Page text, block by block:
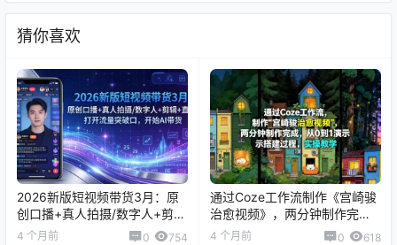
猜你喜欢
2026新版短视频带货3月：原
创口播+真人拍摄/数字人+剪辑
+直播，打开流量突破口，开始
4 个月前 0 754
通过Coze工作流制作《宫崎骏
治愈视频》，两分钟制作完
成，从0到1演示搭建过程，实
4 个月前 0 618